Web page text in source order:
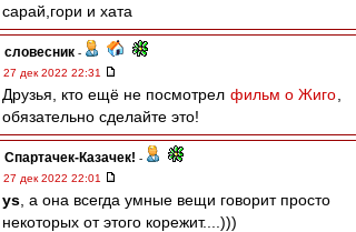
сарай,гори и хата
словесник -
27 дек 2022 22:31
Друзья, кто ещё не посмотрел фильм о Жиго
обязательно сделайте это!
Спартачек-Казачек! -
27 дек 2022 22:01
ys , а она всегда умные вещи говорит просто
некоторых от этого корежит....)))